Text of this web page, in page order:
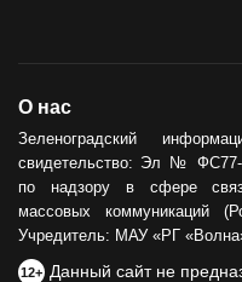
О нас
Зеленоградский
свидетельство: Эл № ФС77-
по надзору в сфере
массовых коммуникаций
Учредитель: МАУ «РГ
12+ Данный сайт не